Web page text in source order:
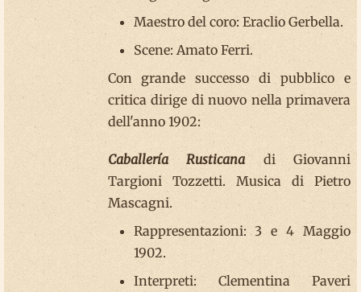
Maestro del coro: Eraclio Gerbella.
Scene: Amato Ferri.
Con grande successo di pubblico e
critica dirige di nuovo nella primavera
dell'anno 1902:
Caballería Rusticanadi Giovanni
Targioni Tozzetti. Musica di Pietro
Mascagni.
Rappresentazioni: 3 e 4 Maggio
1902.
Interpreti: Clementina Paveri